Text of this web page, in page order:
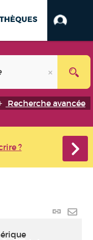
Recherche avancée
?
Lien